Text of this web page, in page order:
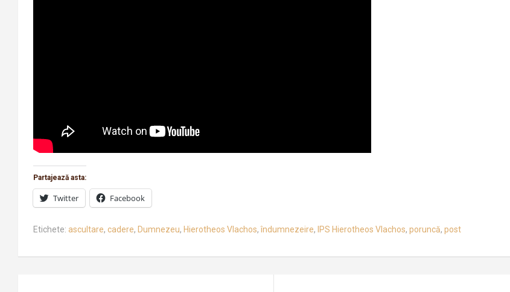
Partajează asta:
Twitter Facebook
Etichete: ascultare, cadere, Dumnezeu, Hierotheos Vlachos,îndumnezeire, IPS Hierotheos Vlachos, poruncă, post